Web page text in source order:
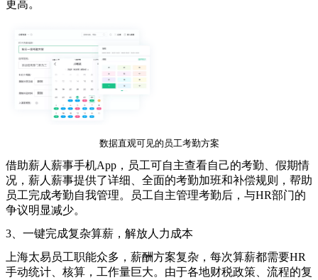
更高。
数据直观可见的员工考勤方案
借助薪人薪事手机App ，员工可自主查看自己的考勤、假期情
况，薪人薪事提供了详细、全面的考勤加班和补偿规则，帮助
员工完成考勤自我管理。员工自主管理考勤后，与HR部门的
争议明显减少。
3 、一键完成复杂算薪，解放人力成本
上海太易员工职能众多，薪酬方案复杂，每次算薪都需要HR
手动统计、核算，工作量巨大。由于各地财税政策、流程的复